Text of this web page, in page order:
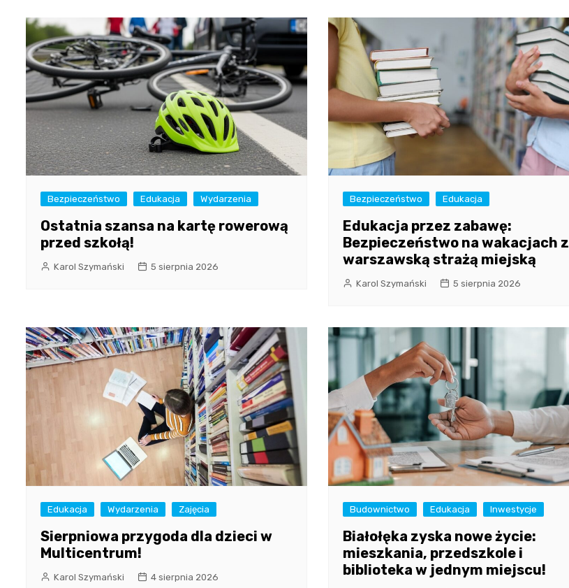
Bezpieczeństwo Edukacja Wydarzenia
Ostatnia szansa na kartę rowerową
przed szkołą!
Karol Szymański 5 sierpnia 2026
Bezpieczeństwo Edukacja
Edukacja przez zabawę:
Bezpieczeństwo na wakacjach z
warszawską strażą miejską
Karol Szymański 5 sierpnia 2026
Edukacja Wydarzenia Zajęcia
Sierpniowa przygoda dla dzieci w
Multicentrum!
Karol Szymański 4 sierpnia 2026
Budownictwo Edukacja Inwestycje
Białołęka zyska nowe życie:
mieszkania, przedszkole i
biblioteka w jednym miejscu!